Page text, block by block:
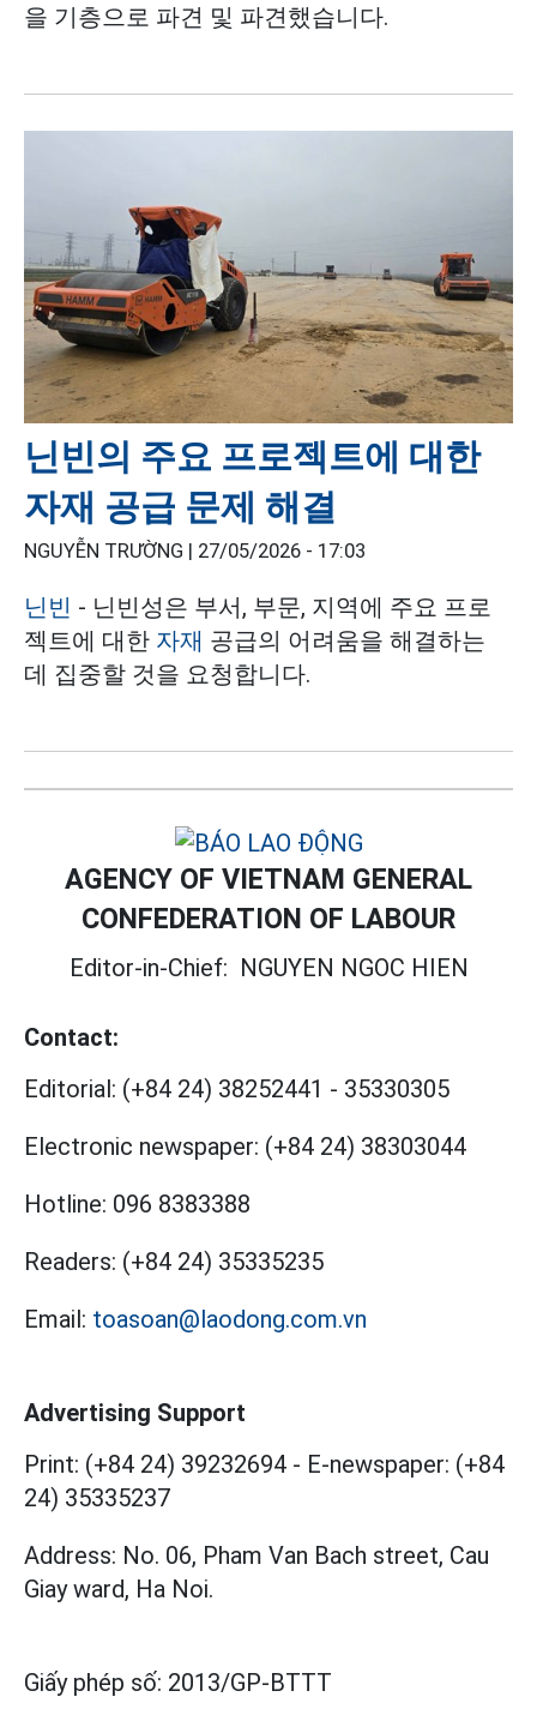
을 기층으로 파견 및 파견했습니다.
닌빈의 주요 프로젝트에 대한
자재 공급 문제 해결
NGUYỄN TRƯỜNG | 27/05/2026 - 17:03
닌빈 - 닌빈성은 부서, 부문, 지역에 주요 프로
젝트에 대한 자재 공급의 어려움을 해결하는
데 집중할 것을 요청합니다.
AGENCY OF VIETNAM GENERAL
CONFEDERATION OF LABOUR
Editor-in-Chief: NGUYEN NGOC HIEN
Contact:
Editorial: (+84 24) 38252441 - 35330305
Electronic newspaper: (+84 24) 38303044
Hotline: 096 8383388
Readers: (+84 24) 35335235
Email: toasoan@laodong.com.vn
Advertising Support
Print: (+84 24) 39232694 - E-newspaper: (+84
24) 35335237
Address: No. 06, Pham Van Bach street, Cau
Giay ward, Ha Noi.
Giấy phép số: 2013/GP-BTTT